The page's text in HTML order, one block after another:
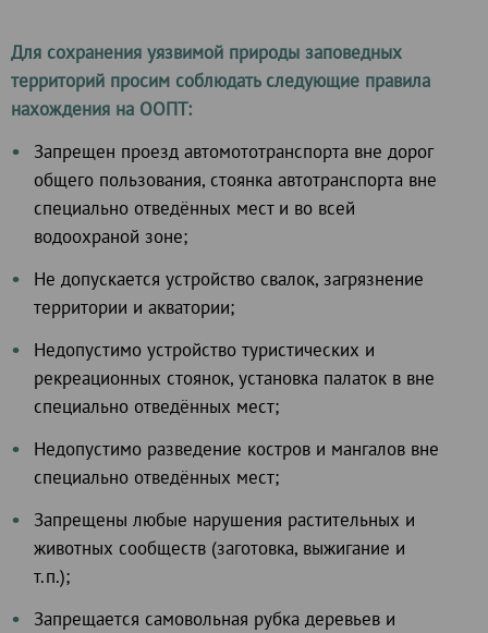
Для сохранения уязвимой природы заповедных
территорий просим соблюдать следующие правила
нахождения на ООПТ:
Запрещен проезд автомототранспорта вне дорог
общего пользования, стоянка автотранспорта вне
специально отведённых мест и во всей
водоохраной зоне;
Не допускается устройство свалок, загрязнение
территории и акватории;
Недопустимо устройство туристических и
рекреационных стоянок, установка палаток в вне
специально отведённых мест;
Недопустимо разведение костров и мангалов вне
специально отведённых мест;
Запрещены любые нарушения растительных и
животных сообществ (заготовка, выжигание и
т.п.);
Запрещается самовольная рубка деревьев и